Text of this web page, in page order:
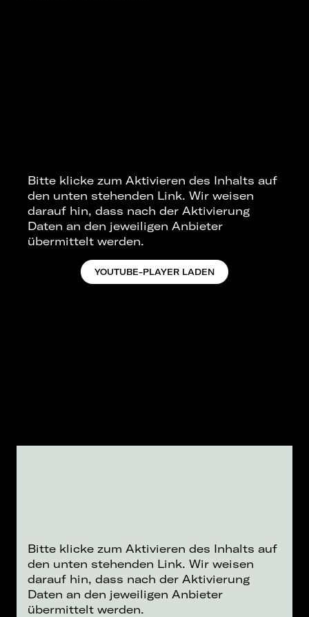
Bitte klicke zum Aktivieren des Inhalts auf
den unten stehenden Link. Wir weisen
darauf hin, dass nach der Aktivierung
Daten an den jeweiligen Anbieter
übermittelt werden.
YOUTUBE-PLAYER LADEN
Bitte klicke zum Aktivieren des Inhalts auf
den unten stehenden Link. Wir weisen
darauf hin, dass nach der Aktivierung
Daten an den jeweiligen Anbieter
übermittelt werden.